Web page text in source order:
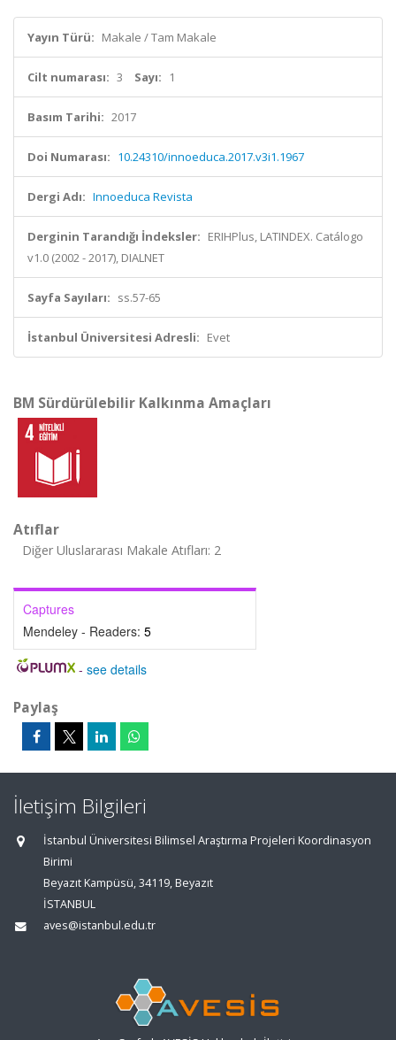
Yayın Türü: Makale / Tam Makale
Cilt numarası: 3 Sayı: 1
Basım Tarihi: 2017
Doi Numarası: 10.24310/innoeduca.2017.v3i1.1967
Dergi Adı: Innoeduca Revista
Derginin Tarandığı İndeksler: ERIHPlus, LATINDEX. Catálogo
v1.0 (2002 - 2017), DIALNET
Sayfa Sayıları: ss.57-65
İstanbul Üniversitesi Adresli: Evet
BM Sürdürülebilir Kalkınma Amaçları
Atıflar
Diğer Uluslararası Makale Atıfları: 2
Captures
Mendeley - Readers: 5
- see details
Paylaş
İletişim Bilgileri
İstanbul Üniversitesi Bilimsel Araştırma Projeleri Koordinasyon
Birimi
Beyazıt Kampüsü, 34119, Beyazıt
İSTANBUL
aves@istanbul.edu.tr